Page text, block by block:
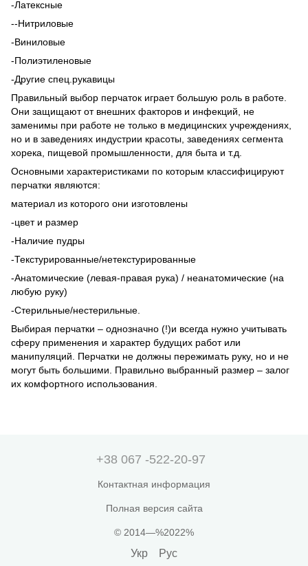
-Латексные
--Нитриловые
-Виниловые
-Полиэтиленовые
-Другие спец.рукавицы
Правильный выбор перчаток играет большую роль в работе.
Они защищают от внешних факторов и инфекций, не
заменимы при работе не только в медицинских учреждениях,
но и в заведениях индустрии красоты, заведениях сегмента
хорека, пищевой промышленности, для быта и т.д.
Основными характеристиками по которым классифицируют
перчатки являются:
материал из которого они изготовлены
-цвет и размер
-Наличие пудры
-Текстурированные/нетекстурированные
-Анатомические (левая-правая рука) / неанатомические (на
любую руку)
-Стерильные/нестерильные.
Выбирая перчатки – однозначно (!)и всегда нужно учитывать
сферу применения и характер будущих работ или
манипуляций. Перчатки не должны пережимать руку, но и не
могут быть большими. Правильно выбранный размер – залог
их комфортного использования.
+38 067 -522-20-97
Контактная информация
Полная версия сайта
© 2014—%2022%
Укр Рус